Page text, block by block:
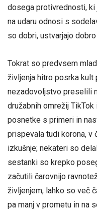
dosega protivrednosti,
na udaru odnosi s
so dobri, ustvarjajo
Tokrat so predvsem
življenja hitro posrka
nezadovoljstvo preselili
družabnih omrežij
posnetke s primeri in
prispevala tudi korona, v
izkušnje; nekateri so
sestanki so krepko
začutili čarovnijo
življenjem, lahko so več
pa manj v prometu in na